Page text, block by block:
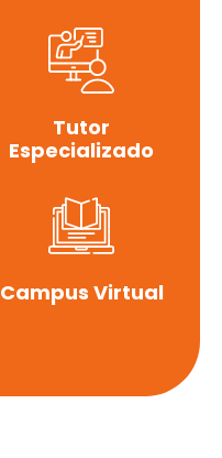
Tutor
Especializado
Campus Virtual